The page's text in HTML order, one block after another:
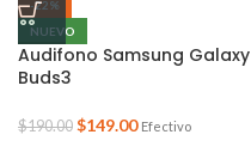
-22%
NUEVO
Audifono Samsung Galaxy
Buds3
$190.00 $149.00 Efectivo